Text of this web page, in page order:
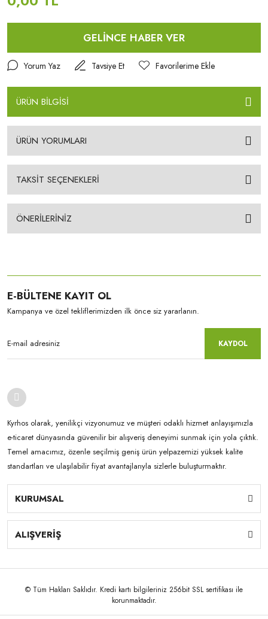
GELİNCE HABER VER
Yorum Yaz Tavsiye Et
ÜRÜN BİLGİSİ
ÜRÜN YORUMLARI
TAKSİT SEÇENEKLERİ
ÖNERİLERİNİZ
E-BÜLTENE KAYIT OL
Kampanya ve özel tekliflerimizden ilk önce siz yararlanın.
KAYDOL
Kyrhos olarak, yenilikçi vizyonumuz ve müşteri odaklı hizmet anlayışımızla
e-ticaret dünyasında güvenilir bir alışveriş deneyimi sunmak için yola çıktık.
Temel amacımız, özenle seçilmiş geniş ürün yelpazemizi yüksek kalite
standartları ve ulaşılabilir fiyat avantajlarıyla sizlerle buluşturmaktır.
KURUMSAL
ALIŞVERİŞ
© Tüm Hakları Saklıdır. Kredi kartı bilgileriniz 256bit SSL sertifikası ile
korunmaktadır.